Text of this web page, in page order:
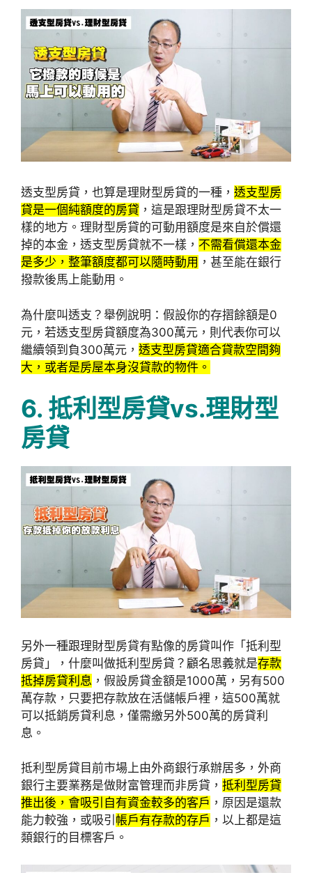
透支型房貸，也算是理財型房貸的一種， 透支型房
貸是一個純額度的房貸 ，這是跟理財型房貸不太一
樣的地方。理財型房貸的可動用額度是來自於償還
掉的本金，透支型房貸就不一樣， 不需看償還本金
是多少，整筆額度都可以隨時動用 ，甚至能在銀行
撥款後馬上能動用。
為什麼叫透支？舉例說明：假設你的存摺餘額是0
元，若透支型房貸額度為300萬元，則代表你可以
繼續領到負300萬元， 透支型房貸適合貸款空間夠
大，或者是房屋本身沒貸款的物件。
6. 抵利型房貸vs.理財型
房貸
另外一種跟理財型房貸有點像的房貸叫作「抵利型
房貸」，什麼叫做抵利型房貸？顧名思義就是存款
抵掉房貸利息 ，假設房貸金額是1000萬，另有500
萬存款，只要把存款放在活儲帳戶裡，這500萬就
可以抵銷房貸利息，僅需繳另外500萬的房貸利
息。
抵利型房貸目前市場上由外商銀行承辦居多，外商
銀行主要業務是做財富管理而非房貸， 抵利型房貸
推出後，會吸引自有資金較多的客戶 ，原因是還款
能力較強，或吸引 帳戶有存款的存戶 ，以上都是這
類銀行的目標客戶。